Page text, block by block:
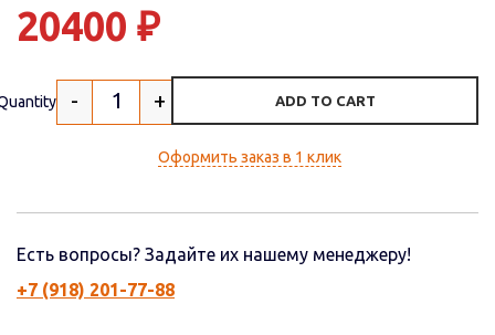
20400 ₽
- + ADD TO CART
Оформить заказ в 1 клик
Есть вопросы? Задайте их нашему менеджеру!
+7 (918) 201-77-88